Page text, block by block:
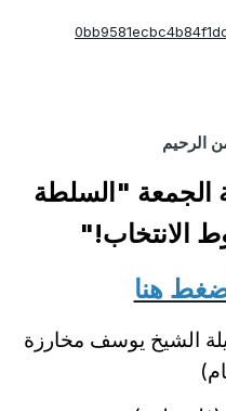
الرحيم
الجمعة"السلطة
الانتخاب!
"
هنا
الشيخ يوسف مخارزة